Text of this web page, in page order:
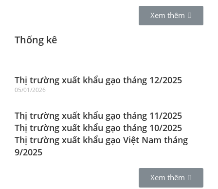
Xem thêm
Thống kê
Thị trường xuất khẩu gạo tháng 12/2025
05/01/2026
Thị trường xuất khẩu gạo tháng 11/2025
Thị trường xuất khẩu gạo tháng 10/2025
Thị trường xuất khẩu gạo Việt Nam tháng
9/2025
Xem thêm